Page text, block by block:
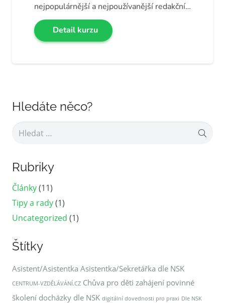
nejpopulárnější a nejpoužívanější redakční…
Detail kurzu
Hledáte něco?
Vyhledávání
Rubriky
Články(11)
Tipy a rady(1)
Uncategorized (1)
Štítky
Asistent/Asistentka Asistentka/Sekretářka dle NSK
CENTRUM-VZDĚLÁVÁNÍ.CZ Chůva pro děti zahájení povinné
školení docházky dle NSK digitální dovednosti pro praxi Dle NSK